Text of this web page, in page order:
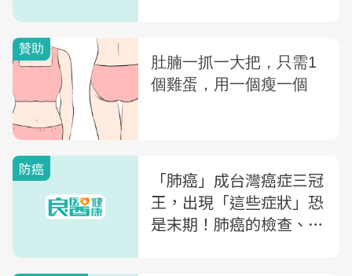
防癌
「肺癌」成台灣癌症三冠
王，出現「這些症狀」恐
是末期！肺癌的檢查、存